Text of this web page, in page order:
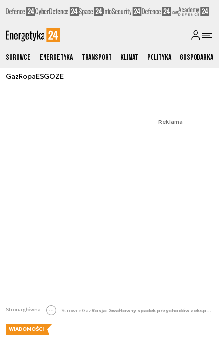
Surowce Energetyka Transport Klimat Polityka Gospodarka
GazRopaESGOZE
Reklama
Strona główna SurowceGaz Rosja: Gwałtowny spadek przychodów z eksportu gazu
WIADOMOŚCI